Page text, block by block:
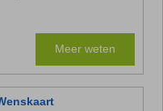
Meer weten